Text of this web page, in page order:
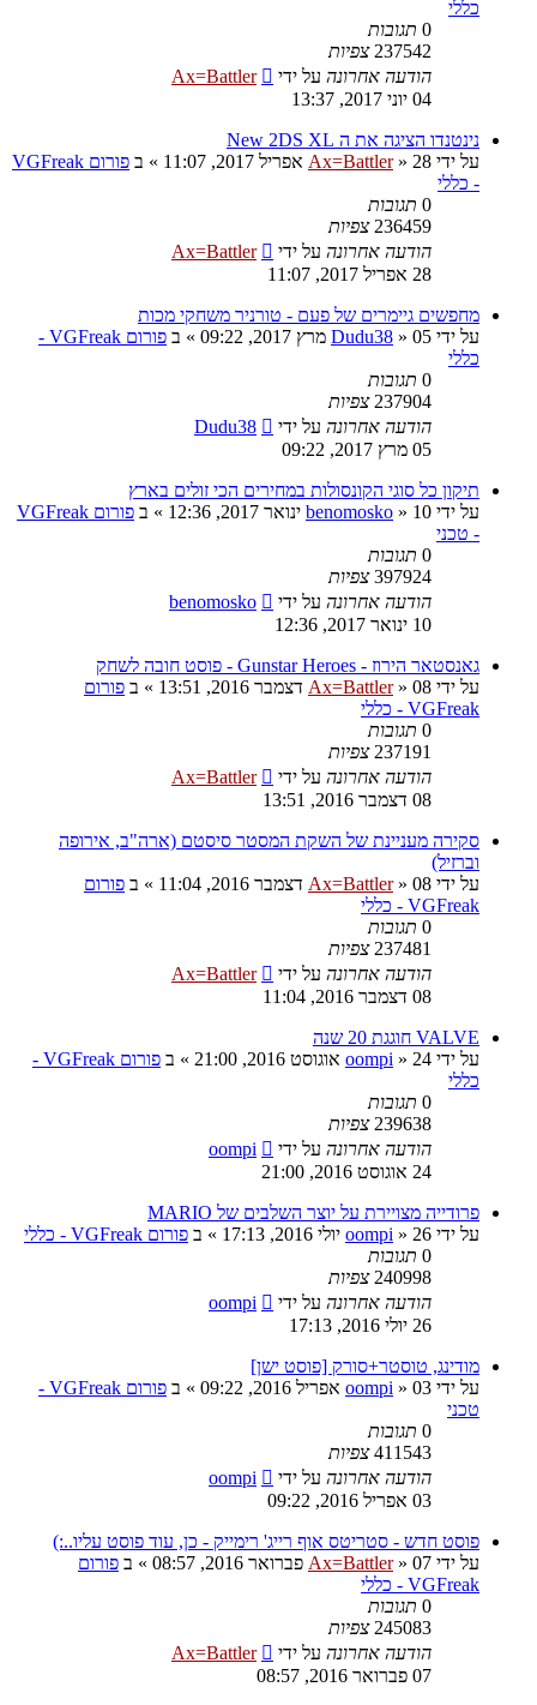
כללי
0 תגובות
237542 צפיות
הודעה אחרונה על ידי
Ax=Battler
04 יוני 2017, 13:37
נינטנדו הציגה את ה New 2DS XL
על ידי
Ax=Battler» 28 אפריל 2017, 11:07 » ב
פורום VGFreak
- כללי
0 תגובות
236459 צפיות
הודעה אחרונה על ידי
Ax=Battler
28 אפריל 2017, 11:07
מחפשים גיימרים של פעם - טורניר משחקי מכות
על ידי
Dudu38 » 05 מרץ 2017, 09:22 » ב
פורום VGFreak -
כללי
0 תגובות
237904 צפיות
הודעה אחרונה על ידי
Dudu38
05 מרץ 2017, 09:22
תיקון כל סוגי הקונסולות במחירים הכי זולים בארץ
על ידי
benomosko » 10 ינואר 2017, 12:36 » ב
פורום VGFreak
- טכני
0 תגובות
397924 צפיות
הודעה אחרונה על ידי
benomosko
10 ינואר 2017, 12:36
גאנסטאר הירוז - Gunstar Heroes - פוסט חובה לשחק
על ידי
Ax=Battler» 08 דצמבר 2016, 13:51 » ב פורום
VGFreak - כללי
0 תגובות
237191 צפיות
הודעה אחרונה על ידי
Ax=Battler
08 דצמבר 2016, 13:51
סקירה מעניינת של השקת המסטר סיסטם (ארה"ב, אירופה
וברזיל)
על ידי
Ax=Battler» 08 דצמבר 2016, 11:04 » ב פורום
VGFreak - כללי
0 תגובות
237481 צפיות
הודעה אחרונה על ידי
Ax=Battler
08 דצמבר 2016, 11:04
VALVE חוגגת 20 שנה
על ידי
oompi » 24 אוגוסט 2016, 21:00 » ב
פורום VGFreak -
כללי
0 תגובות
239638 צפיות
הודעה אחרונה על ידי
oompi
24 אוגוסט 2016, 21:00
פרודייה מצויירת על יוצר השלבים של MARIO
על ידי
oompi » 26 יולי 2016, 17:13 » ב פורום VGFreak - כללי
0 תגובות
240998 צפיות
הודעה אחרונה על ידי
oompi
26 יולי 2016, 17:13
מודינג, טוסטר+סורק [פוסט ישן]
על ידי
oompi » 03 אפריל 2016, 09:22 » ב
פורום VGFreak -
טכני
0 תגובות
411543 צפיות
הודעה אחרונה על ידי
oompi
03 אפריל 2016, 09:22
פוסט חדש - סטריטס אוף רייג' רימייק - כן, עוד פוסט עליו..:)
על ידי
Ax=Battler» 07 פברואר 2016, 08:57 » ב פורום
VGFreak - כללי
0 תגובות
245083 צפיות
הודעה אחרונה על ידי
Ax=Battler
07 פברואר 2016, 08:57